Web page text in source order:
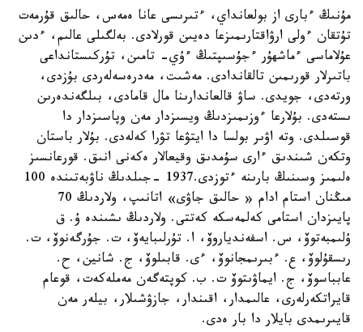
مۇنىڭ ءبارى از بولعانداي، ءتىرىسى عانا ەمەس، حالىق قۇرمەت
تۇتقان ءولى ارۋاقتارىمىزعا دەيىن قورلادى. بەلگىلى عالىم، ءدىن
عۇلاماسى ءماشھۇر ءجۇسىپتىڭ ءۇي- تامىن، تۇركىستانداعى
باتىرلار قورىمىن تالقاندادى. مەشىت، مەدرەسەلەردى بۇزدى،
ورتەدى، جويدى. ساۋ قالعاندارىنا مال قامادى، بىلگەندەرىن
ىستەدى. بۇلارعا ءوزىمىزدىڭ ويسىزدار مەن وپاسىزدار دا
قوسىلدى. وتە اۋىر بولسا دا ايتۋعا تۋرا كەلەدى. بۇلار باستان
وتكەن شىندىق ءارى سۇمدىق وقيعالار ەكەنى انىق. قورعانسىز
ەلىمىز وسىنىڭ بارىنە ءتوزدى.1937 -جىلدىڭ ناۋبەتىندە 100
مىڭنان استام ادام « حالىق جاۋى» اتانىپ، ولاردىڭ 70
پايىزدان استامى كەلمەسكە كەتتى. ولاردىڭ ىشىندە ۇ. ق
ۇلىمبەتوۆ، س. اسفەندياروۆ، ا. تۇرلىبايەۆ، ت. جۇرگەنوۆ، ت.
رىسقۇلوۆ، ع. ءبىرىمجانوۆ، ءى. قابىلوۆ، ج. شانين، ح.
عابباسوۆ، ج. ايماۋىتوۆ ت. ب. كوپتەگەن مەملەكەت، قوعام
قايراتكەرلەرى، عالىمدار، اقىندار، جازۋشىلار، بيلەر مەن
قايىرىمدى بايلار دا بار ەدى.